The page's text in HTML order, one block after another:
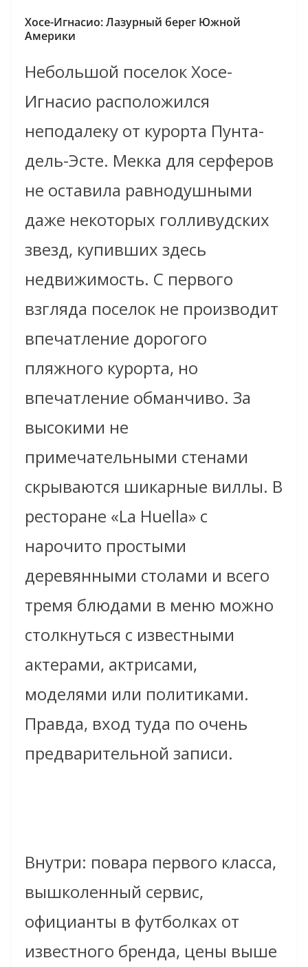
Хосе-Игнасио: Лазурный берег Южной
Америки
Небольшой поселок Хосе-
Игнасио расположился
неподалеку от курорта Пунта-
дель-Эсте. Мекка для серферов
не оставила равнодушными
даже некоторых голливудских
звезд, купивших здесь
недвижимость. С первого
взгляда поселок не производит
впечатление дорогого
пляжного курорта, но
впечатление обманчиво. За
высокими не
примечательными стенами
скрываются шикарные виллы. В
ресторане «La Huella» с
нарочито простыми
деревянными столами и всего
тремя блюдами в меню можно
столкнуться с известными
актерами, актрисами,
моделями или политиками.
Правда, вход туда по очень
предварительной записи.
Внутри: повара первого класса,
вышколенный сервис,
официанты в футболках от
известного бренда, цены выше